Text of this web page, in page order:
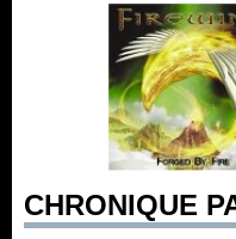
CHRONIQUE